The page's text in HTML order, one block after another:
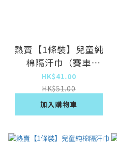
熱賣【1條裝】兒童純
棉隔汗巾（賽車
19*26cm）
HK$41.00
HK$51.00
加入購物車